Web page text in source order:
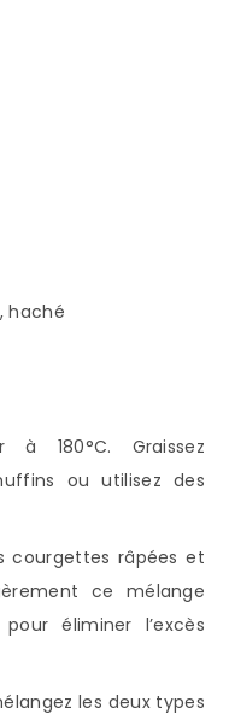
haché
à 180°C. Graissez
ou utilisez des
courgettes râpées et
ce mélange
éliminer l’excès
les deux types